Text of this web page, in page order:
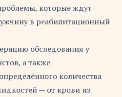
которые ждут
в реабилитационный
обследования у
а также
количества
— от крови из